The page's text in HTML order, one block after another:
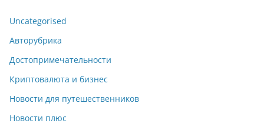
Uncategorised
Авторубрика
Достопримечательности
Криптовалюта и бизнес
Новости для путешественников
Новости плюс